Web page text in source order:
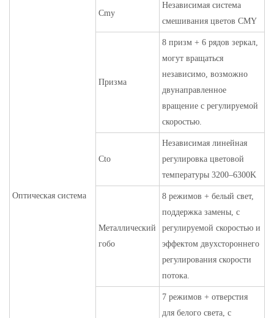
Оптическая система
Cmy
Независимая система
смешивания цветов CMY
Призма
8 призм + 6 рядов зеркал,
могут вращаться
независимо, возможно
двунаправленное
вращение с регулируемой
скоростью.
Cto
Независимая линейная
регулировка цветовой
температуры 3200–6300K
Металлический
гобо
8 режимов + белый свет,
поддержка замены, с
регулируемой скоростью и
эффектом двухстороннего
регулирования скорости
потока.
7 режимов + отверстия
для белого света, с